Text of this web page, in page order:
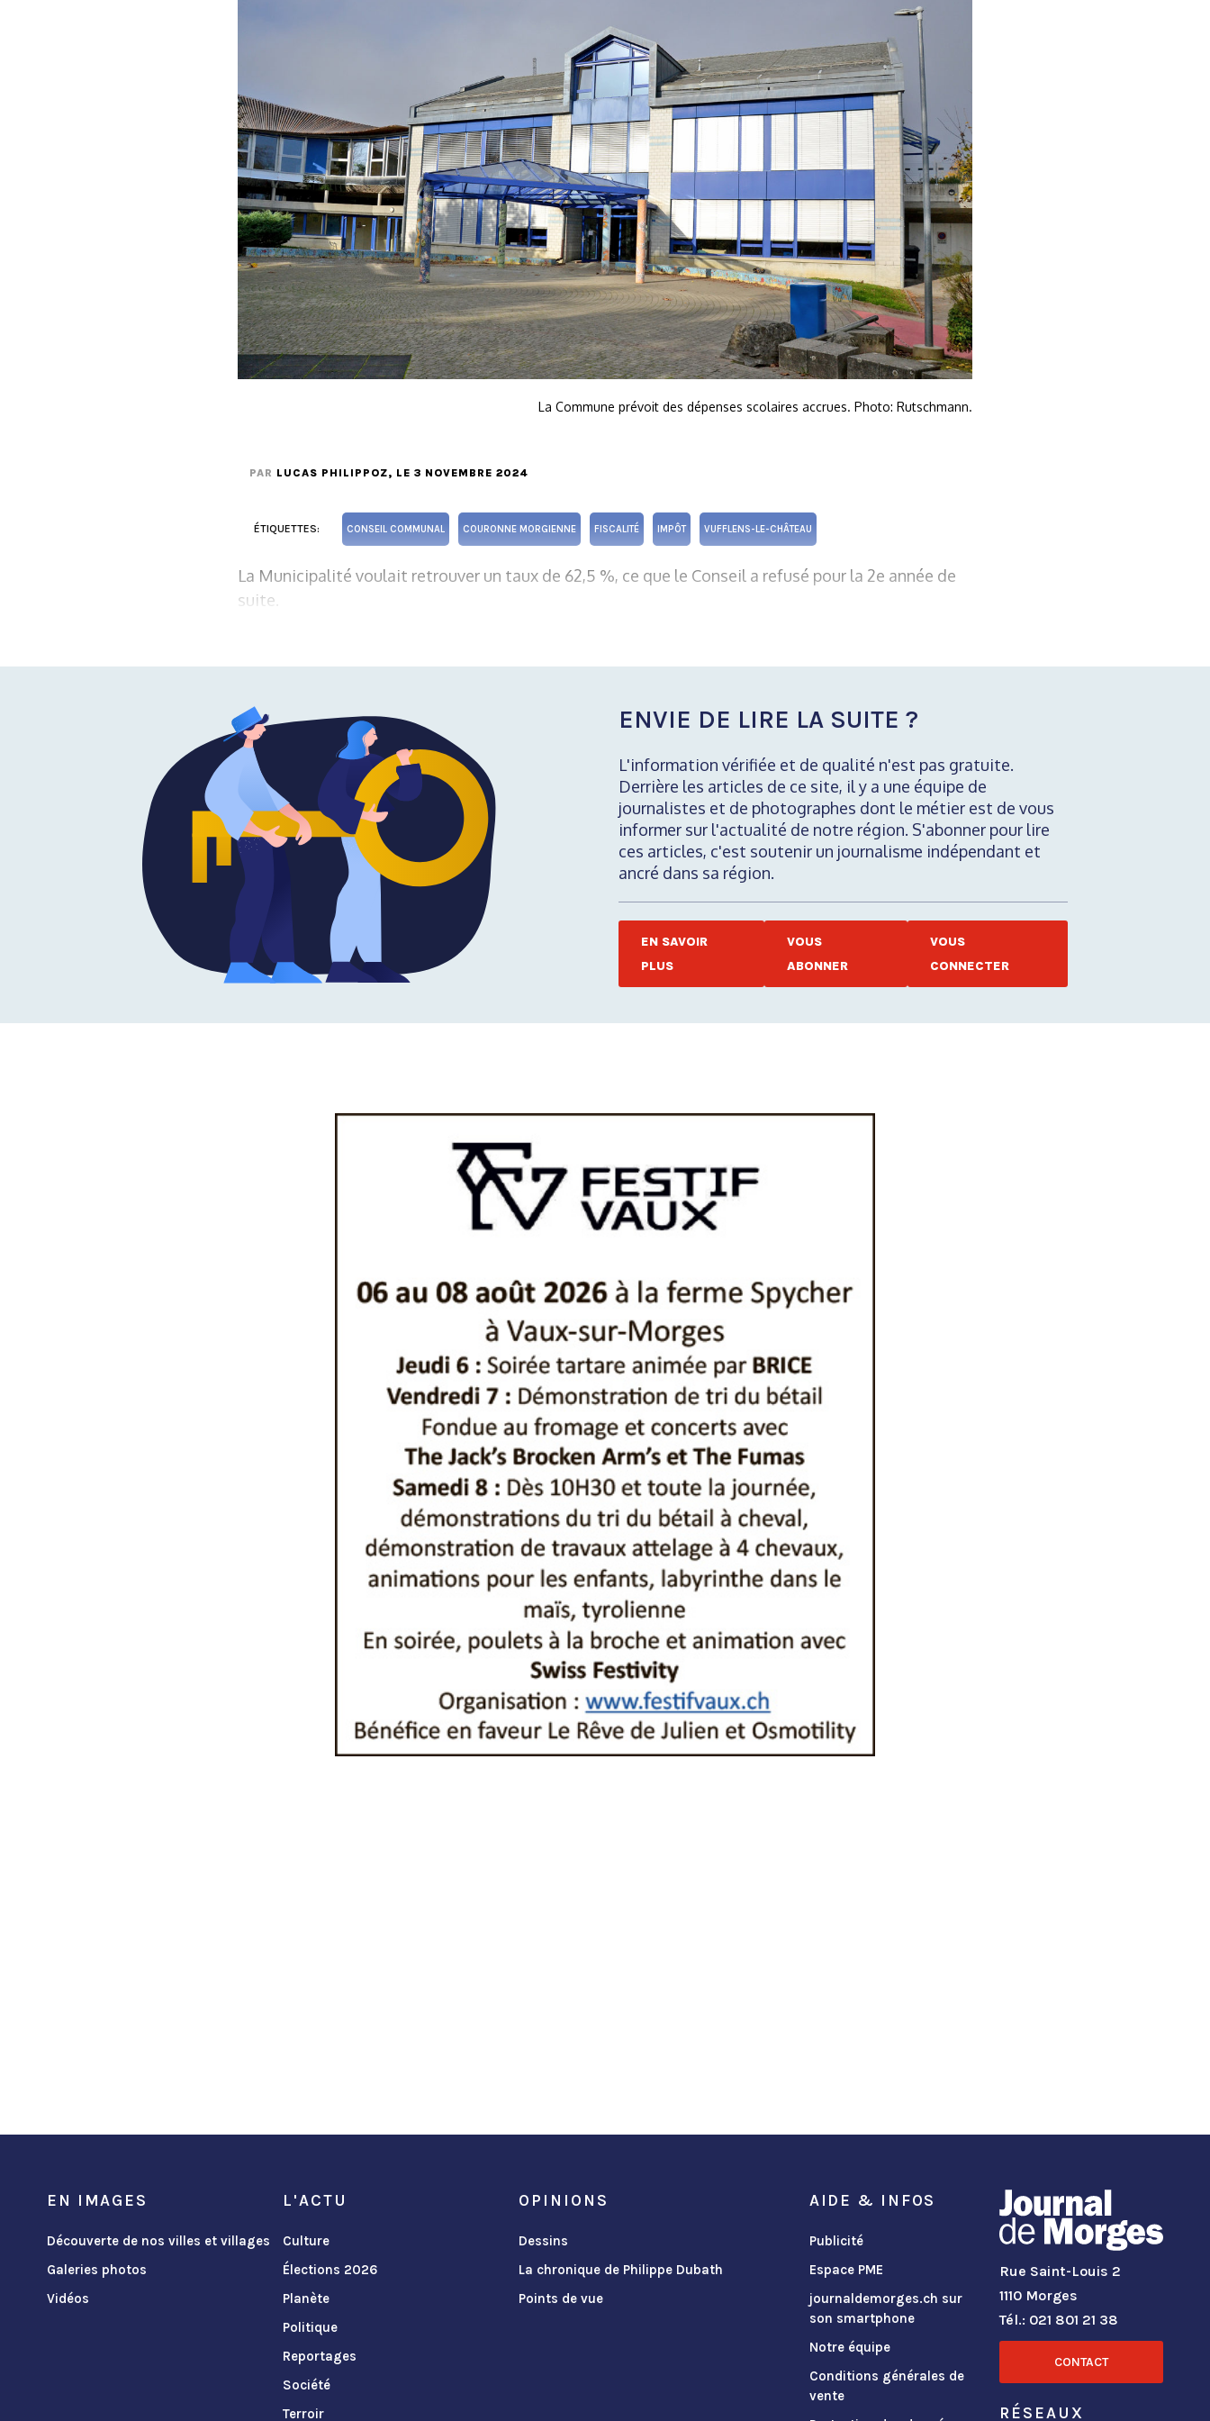
La Commune prévoit des dépenses scolaires accrues. Photo: Rutschmann.
PAR LUCAS PHILIPPOZ, LE 3 NOVEMBRE 2024
ÉTIQUETTES: CONSEIL COMMUNAL COURONNE MORGIENNE FISCALITÉ IMPÔT VUFFLENS-LE-CHÂTEAU
La Municipalité voulait retrouver un taux de 62,5 %, ce que le Conseil a refusé pour la 2e année de
suite.
ENVIE DE LIRE LA SUITE ?
L'information vérifiée et de qualité n'est pas gratuite.
Derrière les articles de ce site, il y a une équipe de
journalistes et de photographes dont le métier est de vous
informer sur l'actualité de notre région. S'abonner pour lire
ces articles, c'est soutenir un journalisme indépendant et
ancré dans sa région.
EN SAVOIR
PLUS
VOUS
ABONNER
VOUS
CONNECTER
EN IMAGES
Découverte de nos villes et villages
Galeries photos
Vidéos
L'ACTU
Culture
Élections 2026
Planète
Politique
Reportages
Société
Terroir
OPINIONS
Dessins
La chronique de Philippe Dubath
Points de vue
AIDE & INFOS
Publicité
Espace PME
journaldemorges.ch sur
son smartphone
Notre équipe
Conditions générales de
vente
Rue Saint-Louis 2
1110 Morges
Tél.: 021 801 21 38
CONTACT
RÉSEAUX